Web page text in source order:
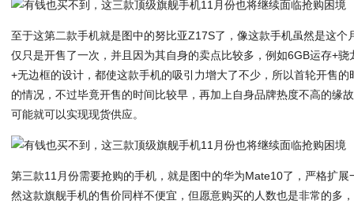
至于这第二款手机就是图中的努比亚Z17S了，像这款手机虽然是这
仅只是开售了一次，并且因为其自身的卖点比较多，例如6GB运存+
+无边框的设计，都使这款手机的吸引力增大了不少，所以首轮开售
的情况，不过毕竟开售的时间比较早，再加上自身品牌热度不高的缘
可能就可以实现现货供应。
第三款11月份需要抢购的手机，就是图中的华为Mate10了，严格扩
然这款旗舰手机的售价同样不便宜，但愿意购买的人数也是非常的多